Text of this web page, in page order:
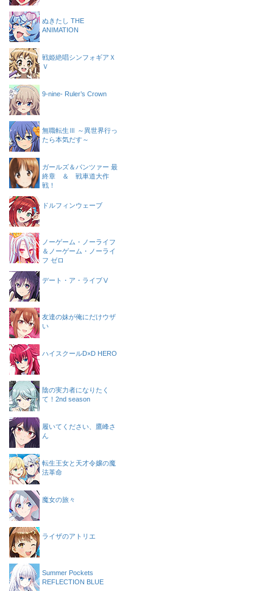
ぬきたし THE
ANIMATION
戦姫絶唱シンフォギアＸ
Ｖ
9-nine- Ruler’s Crown
無職転生Ⅲ ～異世界行っ
たら本気だす～
ガールズ＆パンツァー 最
終章 ＆ 戦車道大作
戦！
ドルフィンウェーブ
ノーゲーム・ノーライフ
＆ノーゲーム・ノーライ
フ ゼロ
デート・ア・ライブⅤ
友達の妹が俺にだけウザ
い
ハイスクールD×D HERO
陰の実力者になりたく
て！2nd season
履いてください、鷹峰さ
ん
転生王女と天才令嬢の魔
法革命
魔女の旅々
ライザのアトリエ
Summer Pockets
REFLECTION BLUE